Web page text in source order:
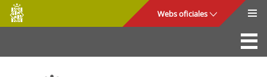
Saltar al contenido principal
Consell
de
Mallorca
Webs oficiales
La Sede